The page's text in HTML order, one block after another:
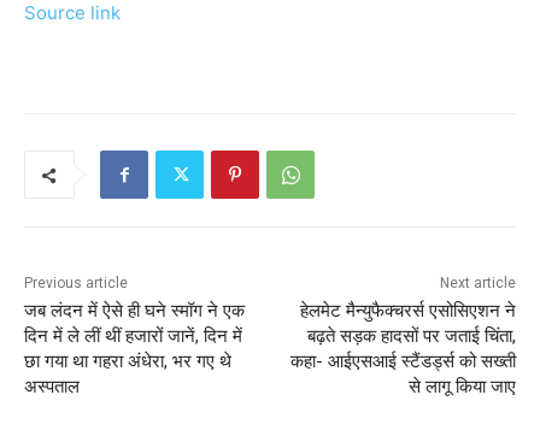
Source link
Previous article
जब लंदन में ऐसे ही घने स्मॉग ने एक
दिन में ले लीं थीं हजारों जानें, दिन में
छा गया था गहरा अंधेरा, भर गए थे
अस्पताल
Next article
हेलमेट मैन्युफैक्चरर्स एसोसिएशन ने
बढ़ते सड़क हादसों पर जताई चिंता,
कहा- आईएसआई स्टैंडर्ड्स को सख्ती
से लागू किया जाए